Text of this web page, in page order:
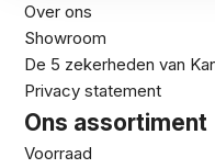
Over ons
Showroom
De 5 zekerheden van
Privacy statement
Ons assortiment
Voorraad